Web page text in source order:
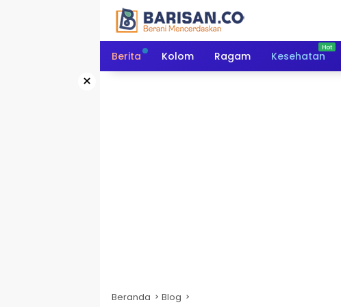
Berita Kolom Ragam Kesehatan
×
Beranda Blog